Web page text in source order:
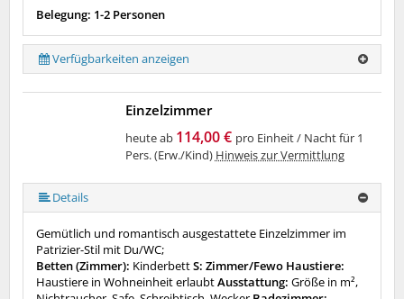
Belegung: 1-2 Personen
Verfügbarkeiten anzeigen
Einzelzimmer
heute ab 114,00 € pro Einheit / Nacht für 1
Pers. (Erw./Kind) Hinweis zur Vermittlung
Details
Gemütlich und romantisch ausgestattete Einzelzimmer im
Patrizier-Stil mit Du/WC;
Betten (Zimmer): KinderbettS: Zimmer/Fewo Haustiere:
Haustiere in Wohneinheit erlaubtAusstattung: Größe in m²,